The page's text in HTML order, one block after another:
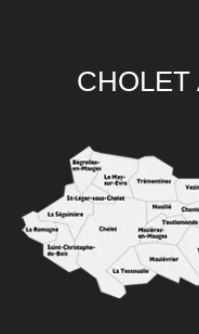
CHOLET